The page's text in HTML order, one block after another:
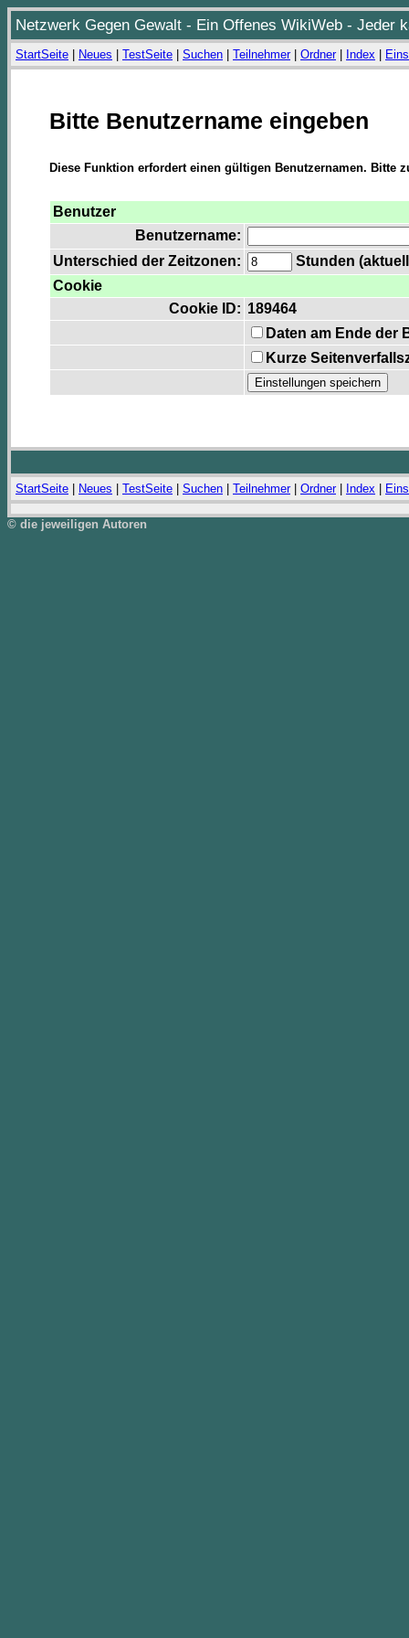
Netzwerk Gegen Gewalt - Ein Offenes WikiWeb - Jeder
StartSeite Neues TestSeite Suchen Teilnehmer| Ordner| Index
Bitte Benutzername eingeben
Diese Funktion erfordert einen gültigen Benutzernamen. Bitte
Benutzer
Benutzername:
Unterschied der Zeitzonen:
Stunden
Cookie
Cookie ID: 189464
Daten am Ende der
Kurze
StartSeite Neues TestSeite Suchen Teilnehmer| Ordner| Index
© die jeweiligen Autoren